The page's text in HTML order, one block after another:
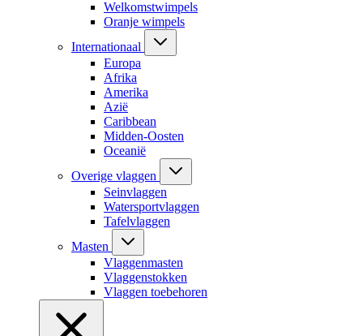
Welkomstwimpels
Oranje wimpels
Internationaal
Europa
Afrika
Amerika
Azië
Caribbean
Midden-Oosten
Oceanië
Overige vlaggen
Seinvlaggen
Watersportvlaggen
Tafelvlaggen
Masten
Vlaggenmasten
Vlaggenstokken
Vlaggen toebehoren